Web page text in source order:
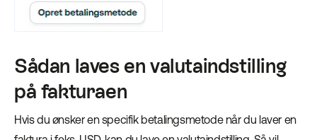
Sådan laves en valutaindstilling
på fakturaen
Hvis du ønsker en specifik betalingsmetode når du laver en